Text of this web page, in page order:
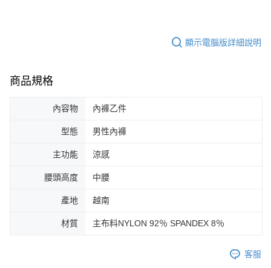
顯示電腦版詳細說明
商品規格
內容物 內褲乙件
型態 男性內褲
主功能 涼感
腰頭高度 中腰
產地 越南
材質 主布料NYLON 92％ SPANDEX 8％
客服